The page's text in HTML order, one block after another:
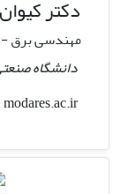
دکتر
مهندسی برق -
دانشگاه
keyvan_f
modares.ac.ir